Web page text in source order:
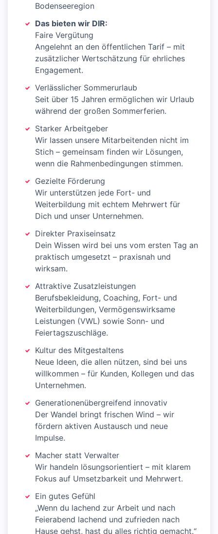
Bodenseeregion
Das bieten wir DIR:
Faire Vergütung
Angelehnt an den öffentlichen Tarif – mit
zusätzlicher Wertschätzung für ehrliches
Engagement.
Verlässlicher Sommerurlaub
Seit über 15 Jahren ermöglichen wir Urlaub
während der großen Sommerferien.
Starker Arbeitgeber
Wir lassen unsere Mitarbeitenden nicht im
Stich – gemeinsam finden wir Lösungen,
wenn die Rahmenbedingungen stimmen.
Gezielte Förderung
Wir unterstützen jede Fort- und
Weiterbildung mit echtem Mehrwert für
Dich und unser Unternehmen.
Direkter Praxiseinsatz
Dein Wissen wird bei uns vom ersten Tag an
praktisch umgesetzt – praxisnah und
wirksam.
Attraktive Zusatzleistungen
Berufsbekleidung, Coaching, Fort- und
Weiterbildungen, Vermögenswirksame
Leistungen (VWL) sowie Sonn- und
Feiertagszuschläge.
Kultur des Mitgestaltens
Neue Ideen, die allen nützen, sind bei uns
willkommen – für Kunden, Kollegen und das
Unternehmen.
Generationenübergreifend innovativ
Der Wandel bringt frischen Wind – wir
fördern aktiven Austausch und neue
Impulse.
Macher statt Verwalter
Wir handeln lösungsorientiert – mit klarem
Fokus auf Umsetzbarkeit und Mehrwert.
Ein gutes Gefühl
„Wenn du lachend zur Arbeit und nach
Feierabend lachend und zufrieden nach
Hause gehst, hast du alles richtig gemacht.“